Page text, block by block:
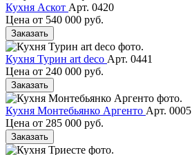
Кухня Аскот Арт. 0420
Цена от 540 000 руб.
Заказать
Кухня Турин art deco Арт. 0441
Цена от 240 000 руб.
Заказать
Кухня Монтебьянко Аргенто Арт. 0005
Цена от 285 000 руб.
Заказать